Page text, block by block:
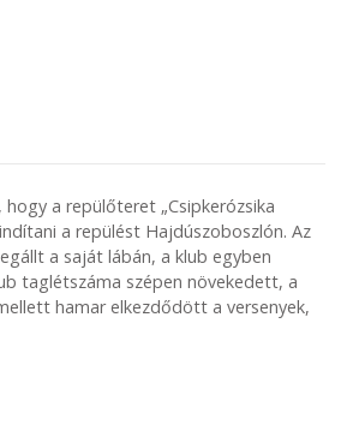
a repülőteret „Csipkerózsika
a repülést Hajdúszoboszlón. Az
a saját lábán, a klub egyben
taglétszáma szépen növekedett, a
hamar elkezdődött a versenyek,